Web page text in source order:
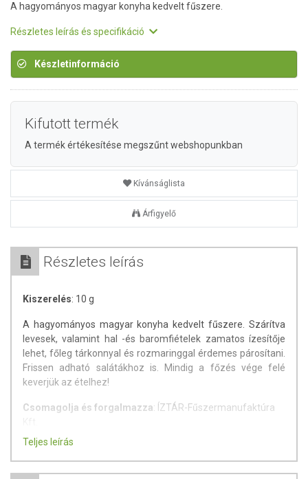
A hagyományos magyar konyha kedvelt fűszere.
Részletes leírás és specifikáció
Készletinformáció
Kifutott termék
A termék értékesítése megszűnt webshopunkban
Kívánságlista
Árfigyelő
Részletes leírás
Kiszerelés: 10 g
A hagyományos magyar konyha kedvelt fűszere. Szárítva
levesek, valamint hal -és baromfiételek zamatos ízesítője
lehet, főleg tárkonnyal és rozmaringgal érdemes párosítani.
Frissen adható salátákhoz is. Mindig a főzés vége felé
keverjük az ételhez!
Csomagolja és forgalmazza: ÍZTÁR-Fűszermanufaktúra
Származási hely
Hűvös, száraz, napfénytől védett helyen tárolandó.
Teljes leírás